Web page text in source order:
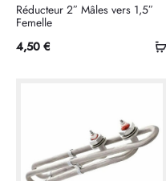
Réducteur 2″ Mâles vers 1,5″
Femelle
4,50 €